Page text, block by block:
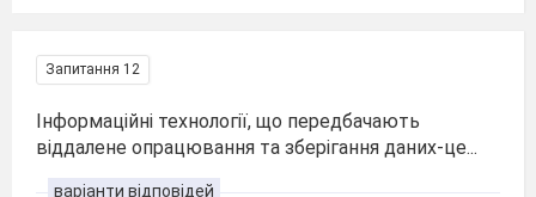
Запитання 12
Інформаційні технології, що передбачають
віддалене опрацювання та зберігання даних-це...
варіанти відповідей